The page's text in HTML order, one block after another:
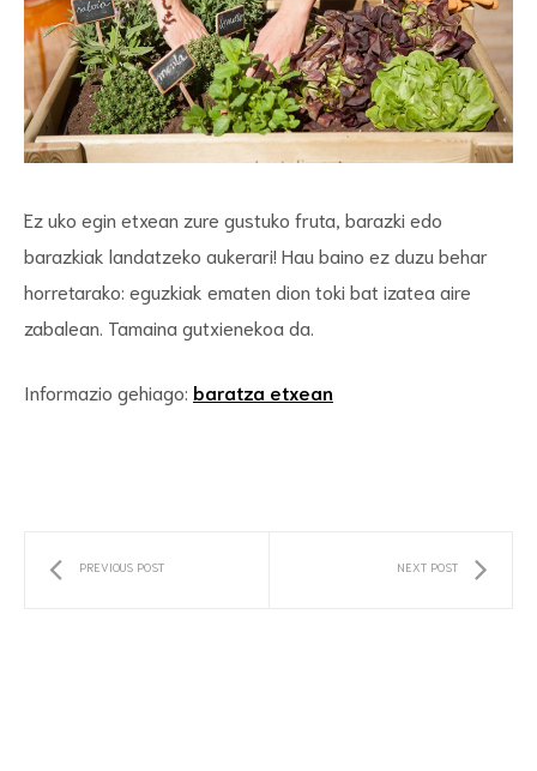
Ez uko egin etxean zure gustuko fruta, barazki edo
barazkiak landatzeko aukerari! Hau baino ez duzu behar
horretarako: eguzkiak ematen dion toki bat izatea aire
zabalean. Tamaina gutxienekoa da.
Informazio gehiago: baratza etxean
PREVIOUS POST NEXT POST